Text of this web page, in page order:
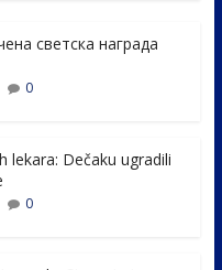
светска награда
0
lekara: Dečaku ugradili
0